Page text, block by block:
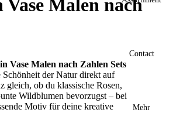
Contact
Mehr
Malen nach
Vase Malen nach Zahlen Sets
Schönheit der Natur direkt auf
gleich, ob du klassische Rosen,
Wildblumen bevorzugst – bei
Motiv für deine kreative